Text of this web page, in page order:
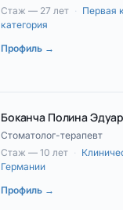
Стаж — 27 лет · Первая
категория
Профиль →
Боканча Полина
Стоматолог-терапевт
Стаж — 10 лет ·
Германии
Профиль →